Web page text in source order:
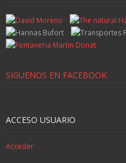
SIGUENOS EN FACEBOOK
ACCESO USUARIO
Acceder